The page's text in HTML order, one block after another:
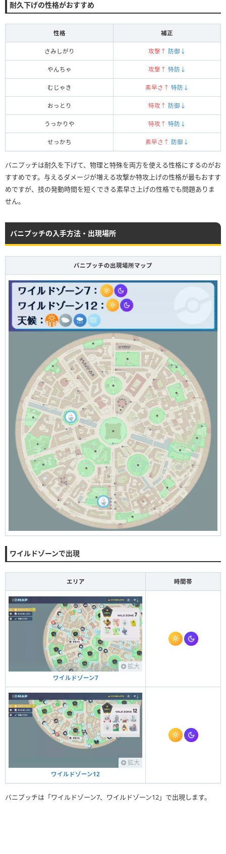
耐久下げの性格がおすすめ
性格 補正
さみしがり 攻撃↑ 防御↓
やんちゃ 攻撃↑ 特防↓
むじゃき 素早さ↑ 特防↓
おっとり 特攻↑ 防御↓
うっかりや 特攻↑ 特防↓
せっかち 素早さ↑ 防御↓
バニプッチは耐久を下げて、物理と特殊を両方を使える性格にするのがお
すすめです。与えるダメージが増える攻撃か特攻上げの性格が最もおすす
めですが、技の発動時間を短くできる素早さ上げの性格でも問題ありま
せん。
バニプッチの入手方法・出現場所
バニプッチの出現場所マップ
ワイルドゾーンで出現
エリア 時間帯
拡大
ワイルドゾーン7
拡大
ワイルドゾーン12
バニプッチは「ワイルドゾーン7、ワイルドゾーン12」で出現します。